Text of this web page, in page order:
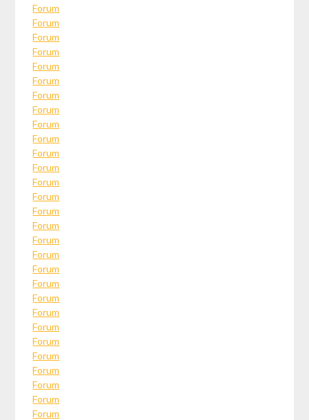
Forum
Forum
Forum
Forum
Forum
Forum
Forum
Forum
Forum
Forum
Forum
Forum
Forum
Forum
Forum
Forum
Forum
Forum
Forum
Forum
Forum
Forum
Forum
Forum
Forum
Forum
Forum
Forum
Forum